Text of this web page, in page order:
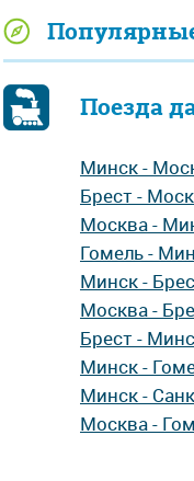
Поезда
Минск -
Брест -
Москва -
Гомель -
Минск -
Москва -
Брест -
Минск -
Минск -
Москва -